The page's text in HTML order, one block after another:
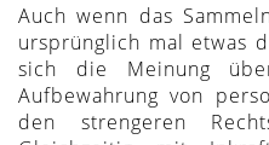
Auch wenn das
ursprünglich mal etwas
sich die Meinung
Aufbewahrung von
den strengeren